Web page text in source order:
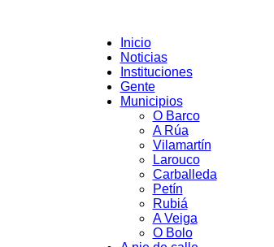
Valdeorrasdecerca
Inicio
Noticias
Instituciones
Gente
Municipios
O Barco
A Rúa
Vilamartín
Larouco
Carballeda
Petín
Rubiá
A Veiga
O Bolo